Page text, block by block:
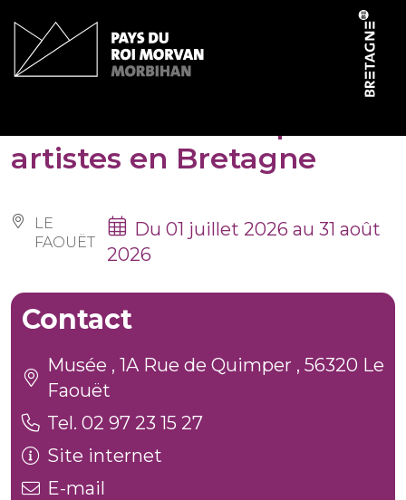
artistes en Bretagne
LE
FAOUËT
Du 01 juillet 2026 au 31 août
2026
Contact
Musée , 1A Rue de Quimper , 56320 Le
Faouët
Tel. 02 97 23 15 27
Site internet
E-mail